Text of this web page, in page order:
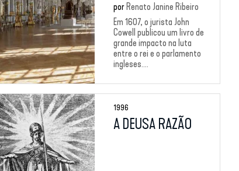
por Renato Janine Ribeiro
Em 1607, o jurista John
Cowell publicou um livro de
grande impacto na luta
entre o rei e o parlamento
ingleses....
1996
A DEUSA RAZÃO